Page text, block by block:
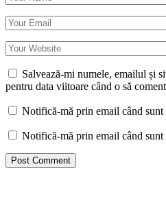
Salvează-mi numele, emailul și
pentru data viitoare când o să
Notifică-mă prin email când
Notifică-mă prin email când